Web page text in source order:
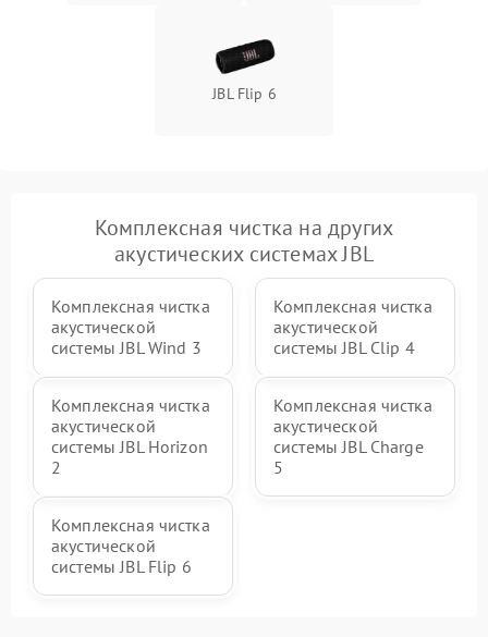
JBL Flip 6
Комплексная чистка на других
акустических системах JBL
Комплексная чистка
акустической
системы JBL Wind 3
Комплексная чистка
акустической
системы JBL Clip 4
Комплексная чистка
акустической
системы JBL Horizon
2
Комплексная чистка
акустической
системы JBL Charge
5
Комплексная чистка
акустической
системы JBL Flip 6